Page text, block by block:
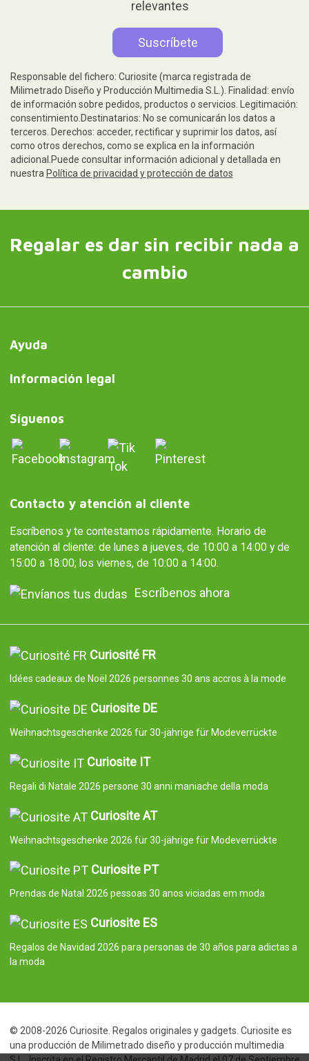
relevantes
Responsable del fichero: Curiosite (marca registrada de
Milimetrado Diseño y Producción Multimedia S.L.). Finalidad: envío
de información sobre pedidos, productos o servicios. Legitimación:
consentimiento.Destinatarios: No se comunicarán los datos a
terceros. Derechos: acceder, rectificar y suprimir los datos, así
como otros derechos, como se explica en la información
adicional.Puede consultar información adicional y detallada en
nuestra Política de privacidad y protección de datos
Regalar es dar sin recibir nada a
cambio
Ayuda
Información legal
Síguenos
Contacto y atención al cliente
Escríbenos y te contestamos rápidamente. Horario de
atención al cliente: de lunes a jueves, de 10:00 a 14:00 y de
15:00 a 18:00; los viernes, de 10:00 a 14:00.
Escríbenos ahora
Curiosité FR
Idées cadeaux de Noël 2026 personnes 30 ans accros à la mode
Curiosite DE
Weihnachtsgeschenke 2026 für 30-jährige für Modeverrückte
Curiosite IT
Regali di Natale 2026 persone 30 anni maniache della moda
Curiosite AT
Weihnachtsgeschenke 2026 für 30-jährige für Modeverrückte
Curiosite PT
Prendas de Natal 2026 pessoas 30 anos viciadas em moda
Curiosite ES
Regalos de Navidad 2026 para personas de 30 años para adictas a
la moda
© 2008-2026 Curiosite. Regalos originales y gadgets. Curiosite es
una producción de Milimetrado diseño y producción multimedia